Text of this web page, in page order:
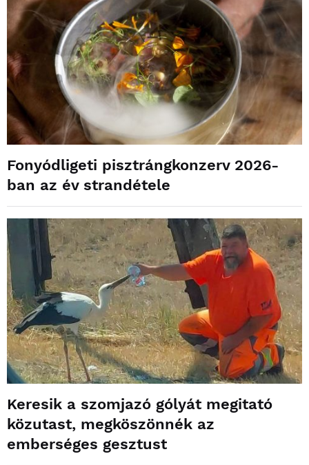
Fonyódligeti pisztrángkonzerv 2026-
ban az év strandétele
Keresik a szomjazó gólyát megitató
közutast, megköszönnék az
emberséges gesztust